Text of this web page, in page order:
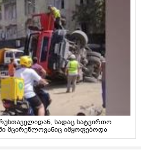
სადაც სატვირთო
მცირეწლოვანიც იმყოფებოდა